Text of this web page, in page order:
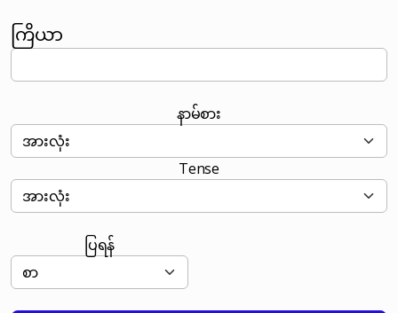
ကြိယာ
နာမ်စား
Tense
ပြရန်